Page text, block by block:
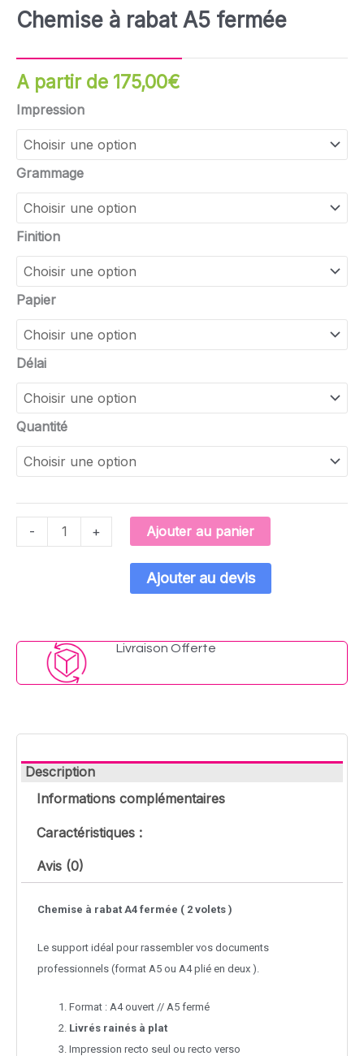
Chemise à rabat A5 fermée
A partir de 175,00€
Impression
Grammage
Finition
Papier
Délai
Quantité
-
quantité
de
Chemise
à
rabat
A5
fermée
+ Ajouter au panier
Ajouter au devis
Livraison Offerte​
Description
Informations complémentaires
Caractéristiques :
Avis (0)
Chemise à rabat A4 fermée ( 2 volets )
Le support idéal pour rassembler vos documents
professionnels (format A5 ou A4 plié en deux ).
Format : A4 ouvert // A5 fermé
Livrés rainés à plat
Impression recto seul ou recto verso